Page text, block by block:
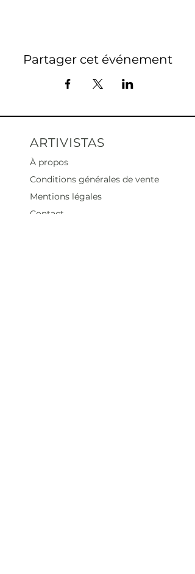
Partager cet événement
ARTIVISTAS
À propos
Conditions générales de vente
Mentions légales
Contact